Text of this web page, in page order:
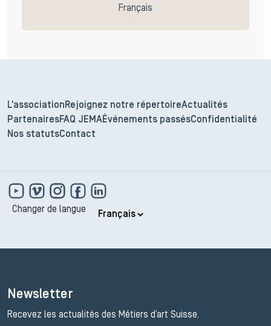
Français
L'association Rejoignez notre répertoireActualités
PartenairesFAQ JEMAÉvénements passésConfidentialité
Nos statutsContact
Changer de langue
Newsletter
Recevez les actualités des Métiers d’art Suisse.